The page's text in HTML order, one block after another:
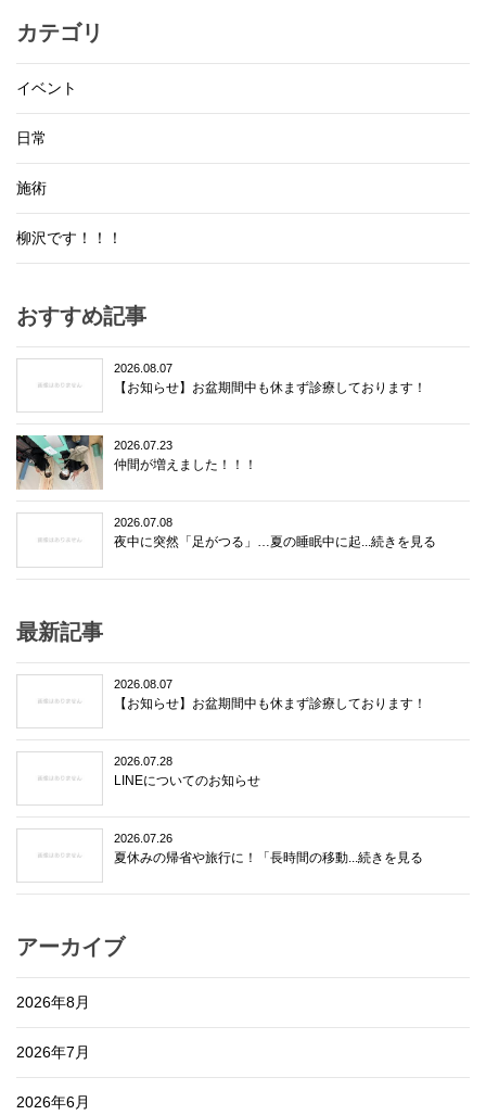
カテゴリ
イベント
日常
施術
柳沢です！！！
おすすめ記事
2026.08.07
【お知らせ】お盆期間中も休まず診療しております！
2026.07.23
仲間が増えました！！！
2026.07.08
夜中に突然「足がつる」…夏の睡眠中に起...続きを見る
最新記事
2026.08.07
【お知らせ】お盆期間中も休まず診療しております！
2026.07.28
LINEについてのお知らせ
2026.07.26
夏休みの帰省や旅行に！「長時間の移動...続きを見る
アーカイブ
2026年8月
2026年7月
2026年6月